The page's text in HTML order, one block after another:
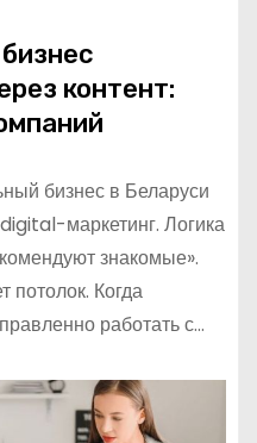
контент:
бизнес в Беларуси
маркетинг. Логика
знакомые».
Когда
работать с…